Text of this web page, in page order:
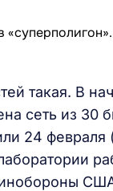
такая. В
сеть из 30
24